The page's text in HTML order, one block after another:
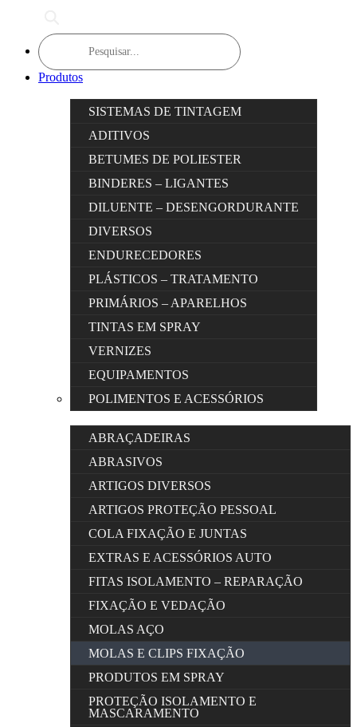
Products
search
Produtos
SISTEMAS DE TINTAGEM
ADITIVOS
BETUMES DE POLIESTER
BINDERES – LIGANTES
DILUENTE – DESENGORDURANTE
DIVERSOS
ENDURECEDORES
PLÁSTICOS – TRATAMENTO
PRIMÁRIOS – APARELHOS
TINTAS EM SPRAY
VERNIZES
EQUIPAMENTOS
POLIMENTOS E ACESSÓRIOS
ABRAÇADEIRAS
ABRASIVOS
ARTIGOS DIVERSOS
ARTIGOS PROTEÇÃO PESSOAL
COLA FIXAÇÃO E JUNTAS
EXTRAS E ACESSÓRIOS AUTO
FITAS ISOLAMENTO – REPARAÇÃO
FIXAÇÃO E VEDAÇÃO
MOLAS AÇO
MOLAS E CLIPS FIXAÇÃO
PRODUTOS EM SPRAY
PROTEÇÃO ISOLAMENTO E
MASCARAMENTO